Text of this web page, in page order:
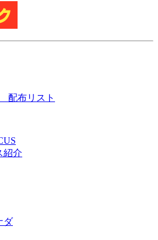
配布リスト
紹介
ダ